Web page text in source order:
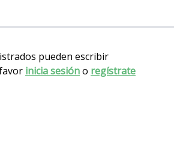
pueden escribir
inicia sesióno regístrate